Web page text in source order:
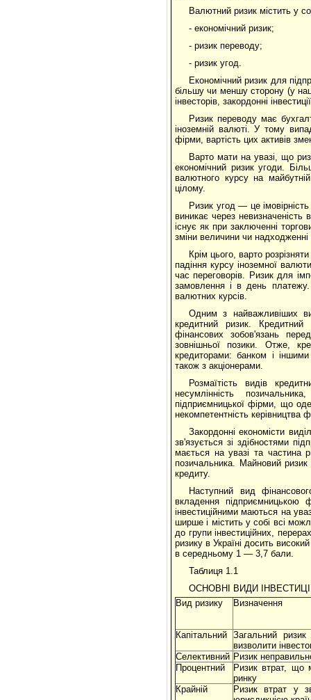
Валютний ризик містить у
- економічний ризик;
- ризик переводу;
- ризик угод.
Економічний ризик для
більшу чи меншу сторону (у
інвесторів, закордонні
Ризик переводу має
іноземній валюті. У тому
фірми, вартість цих активів
Варто мати на увазі, що
економічний ризик угоди.
валютного курсу на
цілому.
Ризик угод — це
виникає через невизначеність
існує як при заключенні
зміни величини чи надходженні
Крім цього, варто
падіння курсу іноземної
час переговорів. Ризик для
замовлення і в день платежу.
валютних курсів.
Одним з найважливіших
кредитний ризик.
фінансових зобов'язань
зовнішньої позики. Отже,
кредиторами: банком і
також з акціонерами.
Розмаїтість видів
несумлінність
підприємницької фірми, що
некомпетентність керівництва
Закордонні економісти
зв'язується зі здібностями
мається на увазі та частина
позичальника. Майновий
кредиту.
Наступний вид
вкладення підприємницькою
інвестиційними маються на
ширше і містить у собі всі
до групи інвестиційних,
ризику в Україні досить
в середньому 1 — 3,7 бали.
Таблиця 1.1
ОСНОВНІ ВИДИ
Вид ризику
Визначення
Капітальний Загальний
визволити
Селективний Ризик
Процентний
Ризик втрат, що
ринку
Крайній
Ризик втрат у